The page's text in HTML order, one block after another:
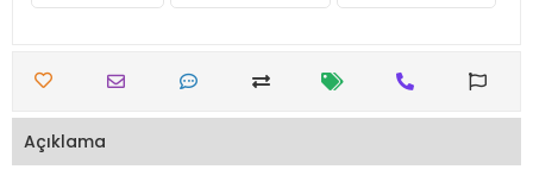
Açıklama